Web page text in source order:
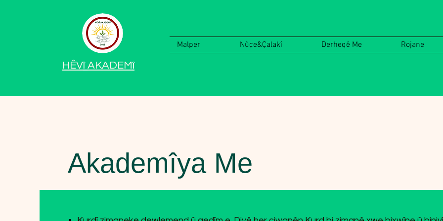
HÊVîAKADEMî
Malper Nûçe&Çalakî Derheqê Me Rojane
Akademîya Me